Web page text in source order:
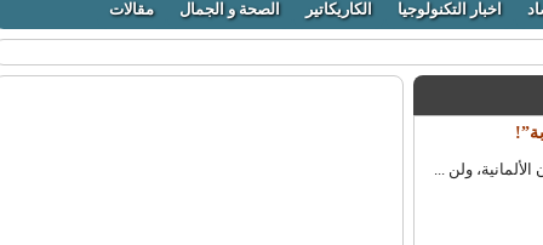
اخبار التكنولوجيا الكاريكاتير الصحة و الجمال مقالات